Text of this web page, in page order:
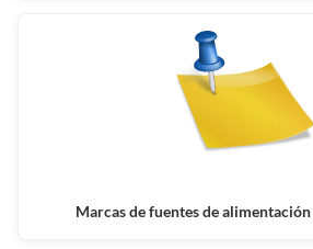
Marcas de fuentes de